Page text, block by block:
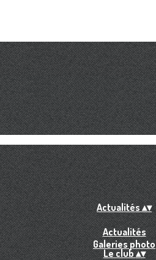
Actualités▴▾
Actualités
Galeries photo
Le club▴▾